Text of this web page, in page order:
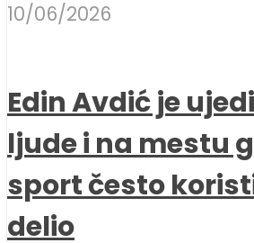
10/06/2026
Edin Avdić je
ljude i na mestu
sport često
delio